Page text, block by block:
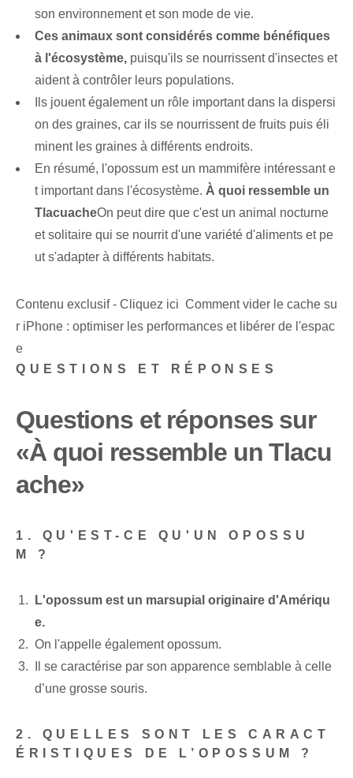
son environnement et son mode de vie.
Ces animaux sont considérés comme bénéfiques
à l'écosystème, puisqu'ils se nourrissent d'insectes et
aident à contrôler leurs populations.
Ils jouent également un rôle important dans la dispersi
on des graines, car ils se nourrissent de fruits puis éli
minent les graines à différents endroits.
En résumé, l'opossum est un mammifère intéressant e
t important dans l'écosystème. À quoi ressemble un
Tlacuache⁤On peut dire que c'est un animal nocturne
et solitaire qui se nourrit d'une variété d'aliments et pe
ut s'adapter à différents habitats.
Contenu exclusif - Cliquez ici Comment vider le cache su
r iPhone : optimiser les performances et libérer de l'espac
e
QUESTIONS ET RÉPONSES
Questions et réponses sur
«À quoi ressemble un Tlacu
ache»
1.‌ QU'EST-CE QU'UN OPOSSU
M ?
L'opossum est un marsupial originaire d'Amériqu
e.
On l'appelle également opossum.
Il se caractérise par son apparence semblable à celle
d’une grosse souris.
2. QUELLES SONT LES CARACT
ÉRISTIQUES DE L’OPOSSUM ?